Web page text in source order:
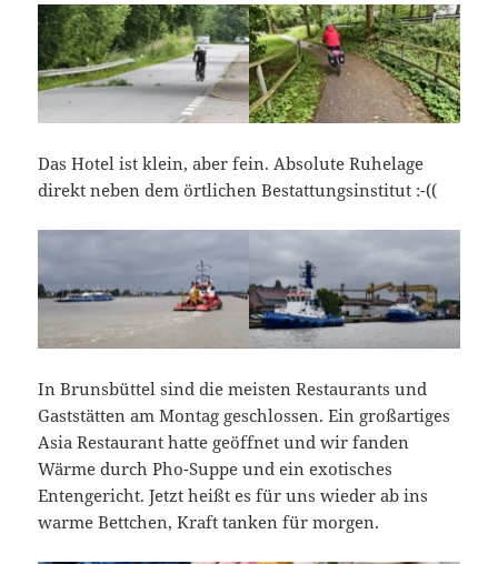
Das Hotel ist klein, aber fein. Absolute Ruhelage
direkt neben dem örtlichen Bestattungsinstitut :-((
In Brunsbüttel sind die meisten Restaurants und
Gaststätten am Montag geschlossen. Ein großartiges
Asia Restaurant hatte geöffnet und wir fanden
Wärme durch Pho-Suppe und ein exotisches
Entengericht. Jetzt heißt es für uns wieder ab ins
warme Bettchen, Kraft tanken für morgen.